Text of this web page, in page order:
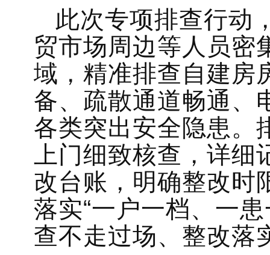
此次专项排查行动
贸市场周边等人员密
域，精准排查自建房
备、疏散通道畅通、
各类突出安全隐患。
上门细致核查，详
改台账，明确整改时
落实“一户一档、一
查不走过场、整改落